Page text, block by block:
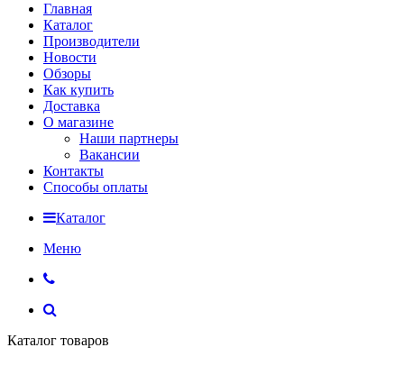
Главная
Каталог
Производители
Новости
Обзоры
Как купить
Доставка
О магазине
Наши партнеры
Вакансии
Контакты
Способы оплаты
Каталог
Меню
Каталог товаров